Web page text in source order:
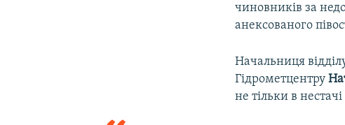
чиновників за
анексованого
Начальниця
Гідрометцентру
не тільки в